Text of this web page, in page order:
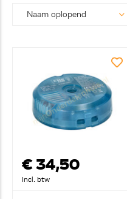
€ 34,50
Incl. btw